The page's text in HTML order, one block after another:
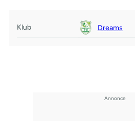
Klub Dreams